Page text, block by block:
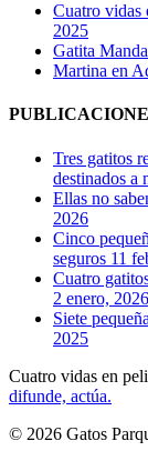
Cuatro vidas
2025
Gatita
Martina en
Tres gatitos
destinados a
Ellas no
2026
Cinco
seguros 11
Cuatro
2 enero, 2026
Siete
2025
Cuatro vidas en
difunde, actúa.
© 2026 Gatos